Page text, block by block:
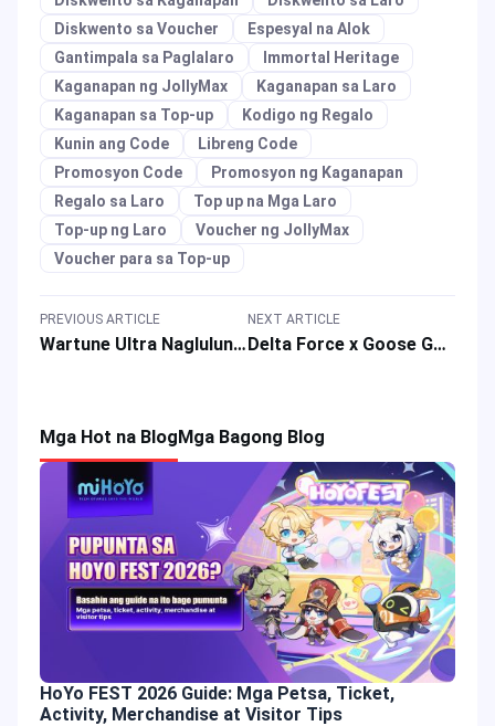
Diskwento sa Voucher
Espesyal na Alok
Gantimpala sa Paglalaro
Immortal Heritage
Kaganapan ng JollyMax
Kaganapan sa Laro
Kaganapan sa Top-up
Kodigo ng Regalo
Kunin ang Code
Libreng Code
Promosyon Code
Promosyon ng Kaganapan
Regalo sa Laro
Top up na Mga Laro
Top-up ng Laro
Voucher ng JollyMax
Voucher para sa Top-up
PREVIOUS ARTICLE
Wartune Ultra Naglulunsad ng Anniversary Sale: Libreng Gift Packs, Flash Sale at Event Reward
NEXT ARTICLE
Delta Force x Goose Goose Duck Kolaborasyon na may Koleksyon ng Charm at mga Espesyal na Alok
Mga Hot na BlogMga Bagong Blog
HoYo FEST 2026 Guide: Mga Petsa, Ticket,
Activity, Merchandise at Visitor Tips